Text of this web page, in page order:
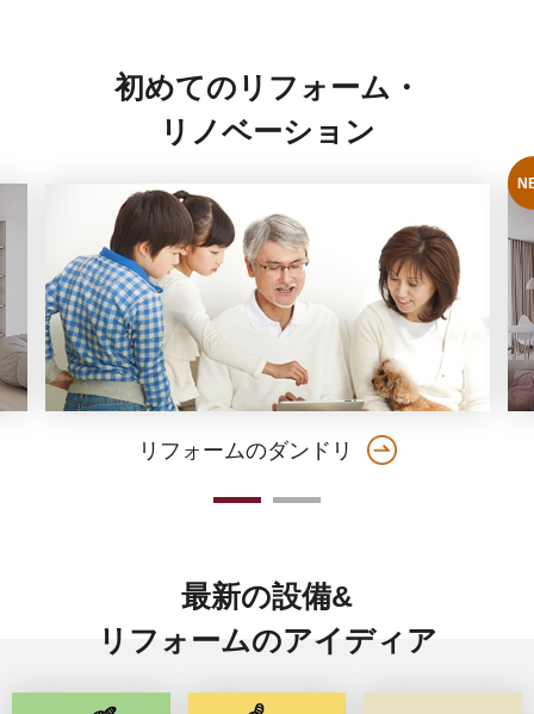
初めてのリフォーム・
リノベーション
リフォームのダンドリ
最新の設備&
リフォームのアイディア